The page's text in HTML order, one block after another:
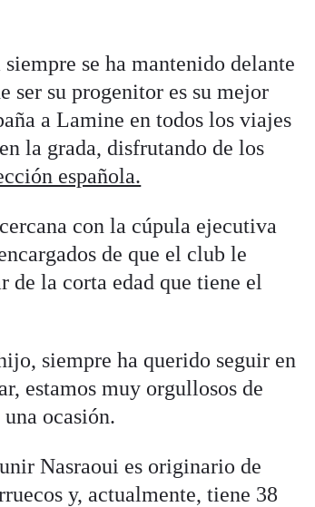
se ha mantenido delante
ser su progenitor es su mejor
a Lamine en todos los viajes
la grada, disfrutando de los
española.
con la cúpula ejecutiva
de que el club le
de la corta edad que tiene el
siempre ha querido seguir en
estamos muy orgullosos de
ocasión.
Nasraoui es originario de
y, actualmente, tiene 38